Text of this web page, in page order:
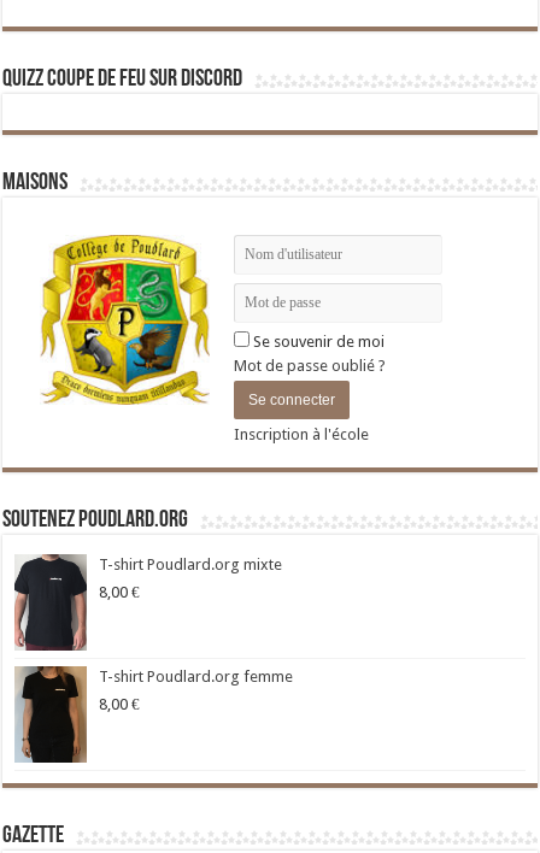
Quizz Coupe de Feu sur Discord
Maisons
Se souvenir de moi
Mot de passe oublié ?
Inscription à l'école
Soutenez Poudlard.org
T-shirt Poudlard.org mixte
8,00 €
T-shirt Poudlard.org femme
8,00 €
Gazette